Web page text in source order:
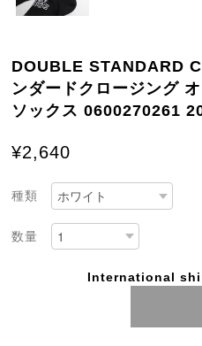
DOUBLE STANDARD
ンダードクロージング
ソックス 0600270261
¥2,640
種類
数量
International